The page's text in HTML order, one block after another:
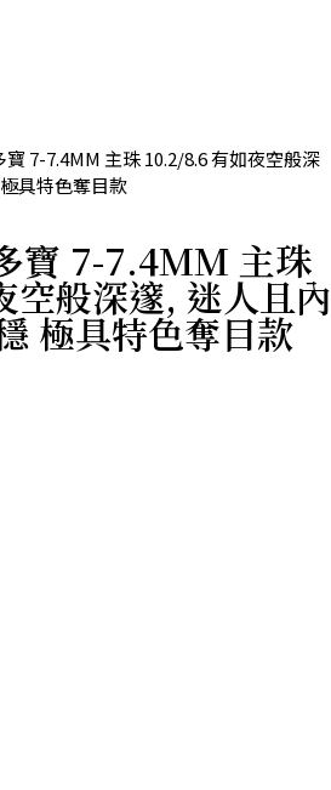
寶 7-7.4MM 主珠 10.2/8.6 有如夜空般深
具特色奪目款
寶 7-7.4MM 主珠
空般深邃, 迷人且內
極具特色奪目款